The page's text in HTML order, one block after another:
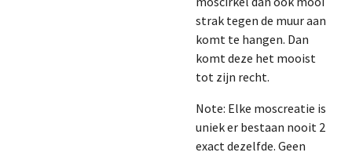
strak tegen de muur aan
komt te hangen. Dan
komt deze het mooist
tot zijn recht.
Note: Elke moscreatie is
uniek er bestaan nooit 2
exact dezelfde. Geen